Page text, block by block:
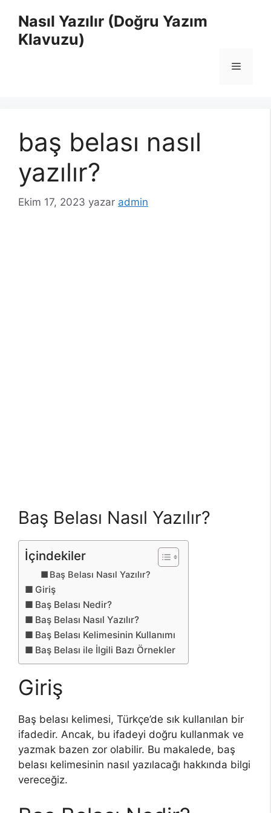
Nasıl Yazılır (Doğru Yazım
Klavuzu)
Menü
baş belası nasıl
yazılır?
Ekim 17, 2023 yazar admin
Baş Belası Nasıl Yazılır?
İçindekiler
Baş Belası Nasıl Yazılır?
Giriş
Baş Belası Nedir?
Baş Belası Nasıl Yazılır?
Baş Belası Kelimesinin Kullanımı
Baş Belası ile İlgili Bazı Örnekler
Giriş
Baş belası kelimesi, Türkçe’de sık kullanılan bir
ifadedir. Ancak, bu ifadeyi doğru kullanmak ve
yazmak bazen zor olabilir. Bu makalede, baş
belası kelimesinin nasıl yazılacağı hakkında bilgi
vereceğiz.